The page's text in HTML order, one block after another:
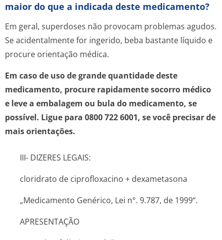
maior do que a indicada deste medicamento?
Em geral, superdoses não provocam problemas agudos.
Se acidentalmente for ingerido, beba bastante líquido e
procure orientação médica.
Em caso de uso de grande quantidade deste
medicamento, procure rapidamente socorro médico
e leve a embalagem ou bula do medicamento, se
possível. Ligue para 0800 722 6001, se você precisar de
mais orientações.
III- DIZERES LEGAIS:
cloridrato de ciprofloxacino + dexametasona
„Medicamento Genérico, Lei n°. 9.787, de 1999“.
APRESENTAÇÃO